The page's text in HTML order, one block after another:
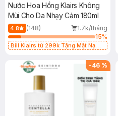
Nước Hoa Hồng Klairs Không
Mùi Cho Da Nhạy Cảm 180ml
4.8 (148)
1.7k/tháng
15%
Bill Klairs từ 299k Tặng Mặt Nạ
25ml (SL Có Hạn)
-46 %